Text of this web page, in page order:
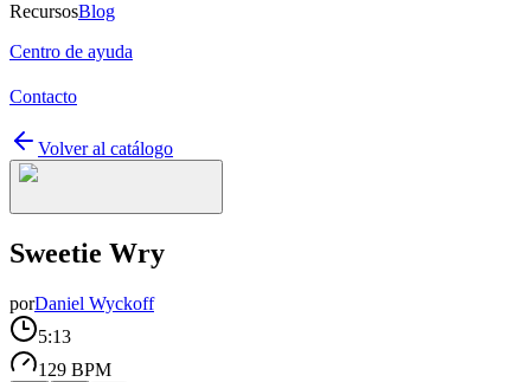
RecursosBlog
Centro de ayuda
Contacto
Volver al catálogo
Sweetie Wry
porDaniel Wyckoff
5:13
129 BPM